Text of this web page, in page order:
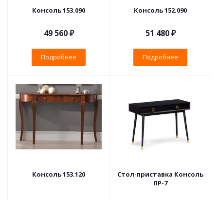
Консоль 153.090
49 560 ₽
Подробнее
Консоль 152.090
51 480 ₽
Подробнее
Консоль 153.120
Стол-приставка Консоль
ПР-7